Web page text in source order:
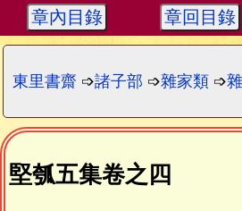
章內目錄 章回目錄
東里書齋 ➩諸子部 ➩雜家類 ➩
堅瓠五集卷之四